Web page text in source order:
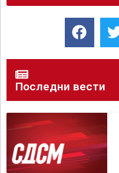
Последни вести